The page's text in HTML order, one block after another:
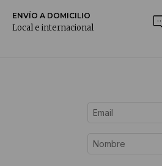
ENVÍO A DOMICILIO
Local e internacional